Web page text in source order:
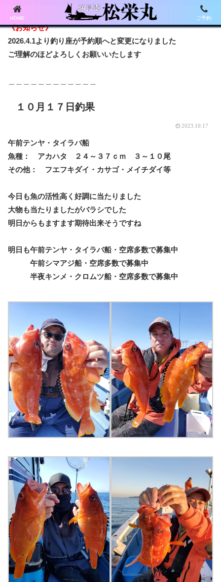
《お知らせ》
2026.4.1より釣り座が予約順へと変更になりました
ご理解のほどよろしくお願いいたします
１０月１７日釣果
2023.10.17
午前テンヤ・タイラバ船
魚種： アカハタ ２４～３７ｃｍ ３～１０尾
その他： フエフキダイ・カサゴ・メイチダイ等
今日も魚の活性高く好調に当たりました
大物も当たりましたがバラシでした
明日からもますます期待出来そうですね
明日も午前テンヤ・タイラバ船・空席多数で募集中
午前シマアジ船・空席多数で募集中
半夜キンメ・クロムツ船・空席多数で募集中
HOME ご予約